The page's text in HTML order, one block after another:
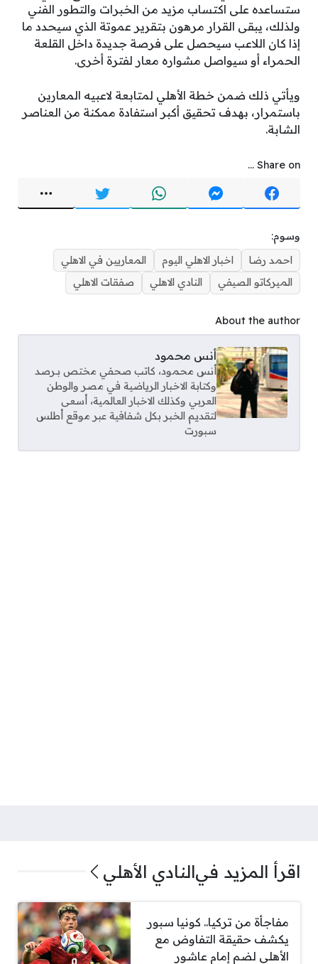
ستساعده على اكتساب مزيد من الخبرات والتطور الفني
ولذلك، يبقى القرار مرهون بتقرير عموتة الذي سيحدد ما
إذا كان اللاعب سيحصل على فرصة جديدة داخل القلعة
الحمراء أو سيواصل مشواره معار لفترة أخرى.
ويأتي ذلك ضمن خطة الأهلي لمتابعة لاعبيه المعارين
باستمرار، بهدف تحقيق أكبر استفادة ممكنة من العناصر
الشابة.
Share on ...
وسوم:
احمد رضا
اخبار الاهلي اليوم
المعاريين في الاهلي
الميركاتو الصيفي
النادي الاهلي صفقات الاهلي
About the author
أنس محمود
أنس محمود، كاتب صحفي مختص بـرصد
وكتابة الاخبار الرياضية في مصر والوطن
العربي وكذلك الاخبار العالمية، أسعى
لتقديم الخبر بكل شفافية عبر موقع أطلس
سبورت
اقرأ المزيد فيالنادي الأهلي
مفاجأة من تركيا.. كونيا سبور
يكشف حقيقة التفاوض مع
الأهلي لضم إمام عاشور